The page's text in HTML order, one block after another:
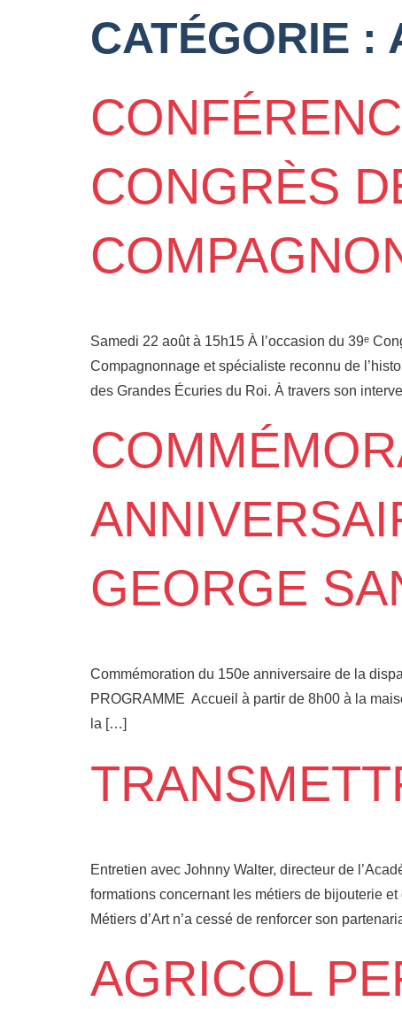
CATÉGORIE :
CONGRÈS
Samedi 22 août à 15h15 À l’occasion du 39ᵉ
Compagnonnage et spécialiste reconnu de
des Grandes Écuries du Roi. À travers son
GEORGE
Commémoration du 150e anniversaire de la
PROGRAMME Accueil à partir de 8h00 à la
la […]
Entretien avec Johnny Walter, directeur de
formations concernant les métiers de bijouterie
Métiers d’Art n’a cessé de renforcer son
AGRICOL